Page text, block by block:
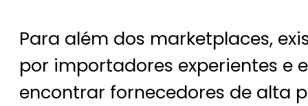
Para além dos marketplaces,
por importadores experientes e
encontrar fornecedores de alta